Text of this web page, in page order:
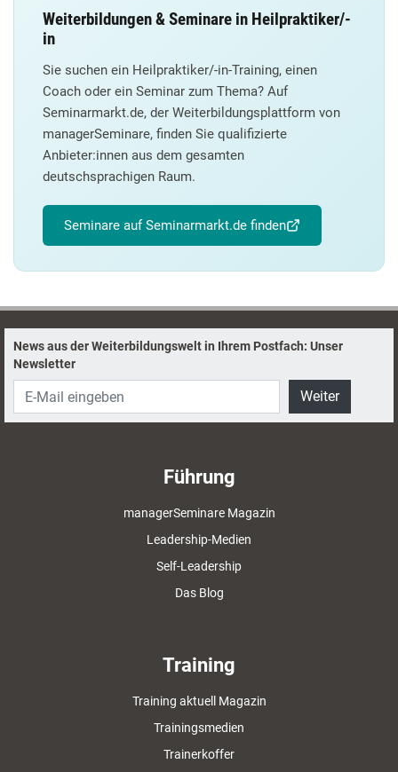
Weiterbildungen & Seminare in Heilpraktiker/-
in
Sie suchen ein Heilpraktiker/-in-Training, einen
Coach oder ein Seminar zum Thema? Auf
Seminarmarkt.de, der Weiterbildungsplattform von
managerSeminare, finden Sie qualifizierte
Anbieter:innen aus dem gesamten
deutschsprachigen Raum.
Seminare auf Seminarmarkt.de finden
News aus der Weiterbildungswelt in Ihrem Postfach: Unser
Newsletter
Weiter
Führung
managerSeminare Magazin
Leadership-Medien
Self-Leadership
Das Blog
Training
Training aktuell Magazin
Trainingsmedien
Trainerkoffer